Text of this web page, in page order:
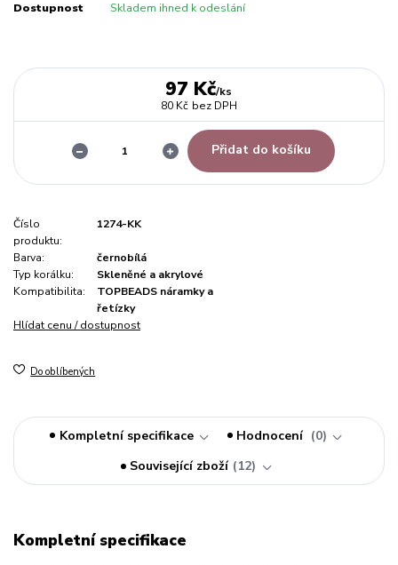
Dostupnost Skladem ihned k odeslání
97 Kč/ks
80 Kč bez DPH
Přidat do košíku
Číslo
produktu:
1274-KK
Barva:
černobílá
Typ korálku:
Skleněné a akrylové
Kompatibilita:
TOPBEADS náramky a
řetízky
Hlídat cenu / dostupnost
Do oblíbených
Kompletní specifikace Hodnocení
0
Související zboží
12
Kompletní specifikace